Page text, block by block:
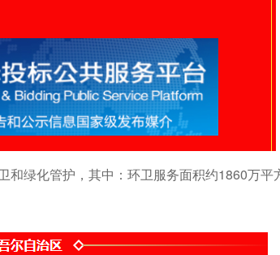
绿化管护，其中：环卫服务面积约1860万平